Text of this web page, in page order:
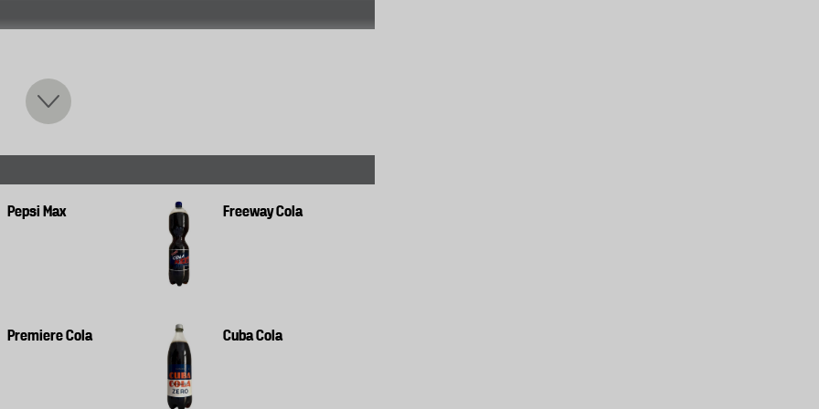
The Taste Lab lät en panel
i ett sensoriskt blindtest. Helhetsintryck,
& Feed Testing Sweden genomföra en kemisk
Resultatet redovisas i tabellen men har inte
blandning av olika citrusaromer, som apelsin,
olika kryddor, exempelvis kanel, muskot och
kolanöt och kokablad, men det används
Pepsi Max Freeway Cola
Premiere Cola Cuba Cola